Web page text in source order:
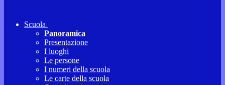
Scuola
Panoramica
Presentazione
I luoghi
Le persone
I numeri della scuola
Le carte della scuola